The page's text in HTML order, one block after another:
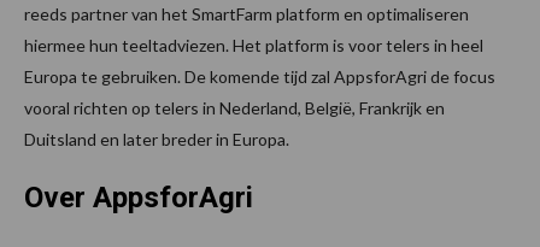
reeds partner van het SmartFarm platform en optimaliseren
hiermee hun teeltadviezen. Het platform is voor telers in heel
Europa te gebruiken. De komende tijd zal AppsforAgri de focus
vooral richten op telers in Nederland, België, Frankrijk en
Duitsland en later breder in Europa.
Over AppsforAgri